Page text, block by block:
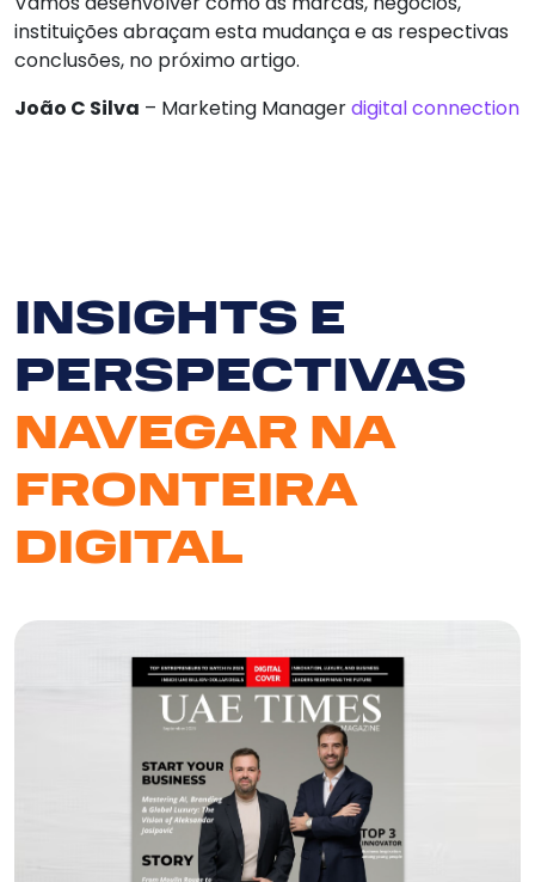
instituições abraçam esta mudança e as respectivas
conclusões, no próximo artigo.
João C Silva – Marketing Managerdigital connection
INSIGHTS E
PERSPECTIVAS
NAVEGAR NA
FRONTEIRA
DIGITAL